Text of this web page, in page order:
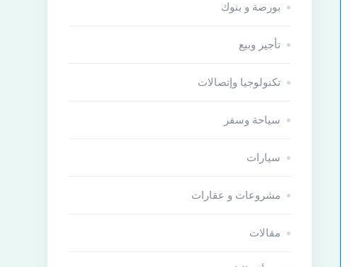
بورصة و بنوك
تأجير وبيع
تكنولوجيا وإتصالات
سياحة وسفر
سيارات
مشروعات و عقارات
مقالات